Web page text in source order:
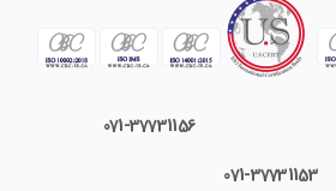
071-37731156
071-37731153